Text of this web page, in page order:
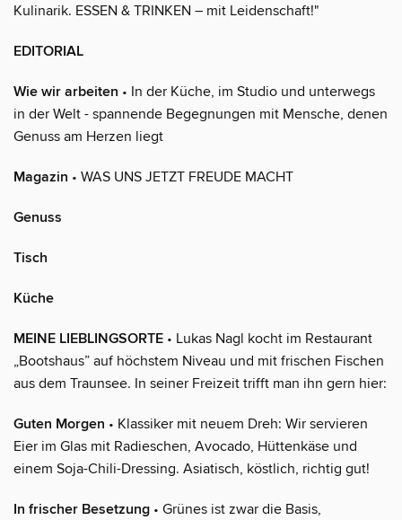
Kulinarik. ESSEN & TRINKEN – mit Leidenschaft!"
EDITORIAL
Wie wir arbeiten • In der Küche, im Studio und unterwegs
in der Welt - spannende Begegnungen mit Mensche, denen
Genuss am Herzen liegt
Magazin • WAS UNS JETZT FREUDE MACHT
Genuss
Tisch
Küche
MEINE LIEBLINGSORTE • Lukas Nagl kocht im Restaurant
„Bootshaus” auf höchstem Niveau und mit frischen Fischen
aus dem Traunsee. In seiner Freizeit trifft man ihn gern hier:
Guten Morgen • Klassiker mit neuem Dreh: Wir servieren
Eier im Glas mit Radieschen, Avocado, Hüttenkäse und
einem Soja-Chili-Dressing. Asiatisch, köstlich, richtig gut!
In frischer Besetzung • Grünes ist zwar die Basis,